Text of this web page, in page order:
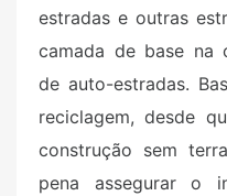
estradas e outras
camada de base na
de auto-estradas.
reciclagem, desde
construção sem
pena assegurar o